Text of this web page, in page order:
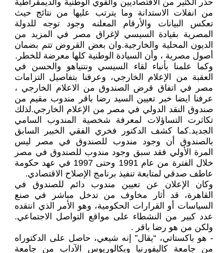
حذر الكثير من الاقتصاديين والقوي الوطنية والديمقراطية
من انفلات الاستدانة وما يترتب عليها من نتائج حيث
تعكس البيانات والأرقام المعلنه وجود توجه للدولة
المصرية بقيادة السيسي لإغراق مصر في المزيد من
الديون المحلية والخارجية.وان بعض القروض تتم بضمان
أصول مصرية ، وأن السيادة الوطنية كلها معرضة للخطر.
وكما علمنا بأنباء لقاء السيسي ونتنياهو والحسن في
العقبة من الإعلام الخارجي، وعرفنا بتفاصيل التزامات
مصر في اتفاق قرض الصندوق من الاعلام الخارجي ،
عرفنا ايضا خبر تعيين السيد رضا باقر مندوب مقيم من
صندوق النقد الدولي في مصر من الإعلام الخارجي.لذلك
تكاثرت التساؤلات لمعرفة شخصية المندوب السامي
الجديد.كما كشف الدكتور فخري الفقي الخبير السابق
بالصندوق أن وجود مندوب للصندوق في مصر ليس
المرة الأولي فقد سبق وجود مندوب للصندوق في مصر
خلال الفترة من عام 1991 وحتى 1997 في عهد حكومة
عاطف صدقي لمتابعة تنفيذ برنامج الإصلاح الاقتصادي.
وكان الإعلان عن تعيين مندوب دائم للصندوق في
القاهرة، قد أثار مخاوف من تدخل مباشر في صنع
السياسات أو القرارات الحكومية، وهو الأمر الذي انتقده
عدد كبير من النشطاء على مواقع التواصل الاجتماعي.
ولكن من هو رضا باقر .
- هو باكستاتي، “يقال” إنه شيعي، حاصل على الدكتوراه
من جامعة كاليفورنيا وبكالوريوس الآداب من جامعة